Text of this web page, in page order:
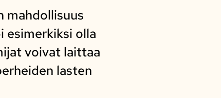
mahdollisuus
esimerkiksi olla
voivat laittaa
lasten